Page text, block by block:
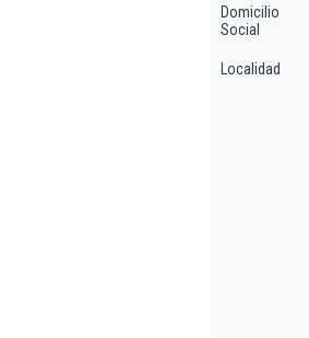
Domicilio
Social
Localidad